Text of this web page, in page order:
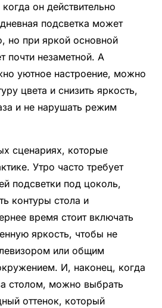
он действительно
подсветка может
но при яркой основной
почти незаметной. А
уютное настроение, можно
цвета и снизить яркость,
и не нарушать режим
сценариях, которые
Утро часто требует
подсветки под цоколь,
контуры стола и
время стоит включать
яркость, чтобы не
или общим
И, наконец, когда
столом, можно выбрать
оттенок, который